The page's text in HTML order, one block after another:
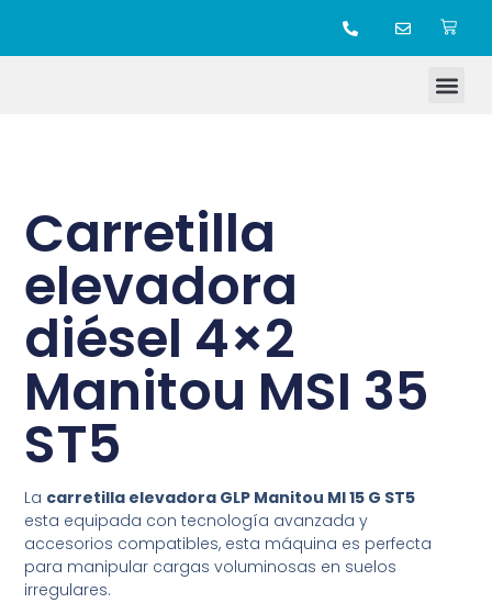
Carretilla
elevadora
diésel 4×2
Manitou MSI 35
ST5
La carretilla elevadora GLP Manitou MI 15 G ST5
esta equipada con tecnología avanzada y
accesorios compatibles, esta máquina es perfecta
para manipular cargas voluminosas en suelos
irregulares.